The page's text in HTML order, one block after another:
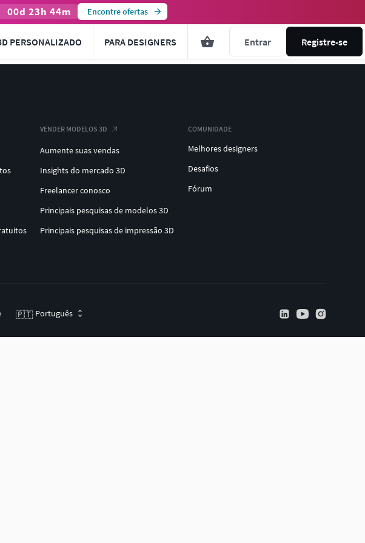
00d 23h 44m Encontre ofertas
PERSONALIZADO PARA DESIGNERS Entrar Registre-se
VENDER MODELOS 3D
Aumente suas vendas
Insights do mercado 3D
Freelancer conosco
Principais pesquisas de modelos 3D
Principais pesquisas de impressão 3D
COMUNIDADE
Melhores designers
Desafios
Fórum
🇵🇹 Português